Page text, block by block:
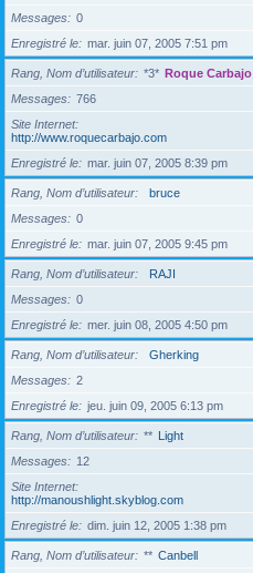
Messages
0
Enregistré le
mar. juin 07, 2005 7:51 pm
Rang, Nom d’utilisateur *3* Roque Carbajo
Messages
766
Site Internet
http://www.roquecarbajo.com
Enregistré le
mar. juin 07, 2005 8:39 pm
Rang, Nom d’utilisateur
bruce
Messages
0
Enregistré le
mar. juin 07, 2005 9:45 pm
Rang, Nom d’utilisateur
RAJI
Messages
0
Enregistré le
mer. juin 08, 2005 4:50 pm
Rang, Nom d’utilisateur
Gherking
Messages
2
Enregistré le
jeu. juin 09, 2005 6:13 pm
Rang, Nom d’utilisateur ** Light
Messages
12
Site Internet
http://manoushlight.skyblog.com
Enregistré le
dim. juin 12, 2005 1:38 pm
Rang, Nom d’utilisateur ** Canbell